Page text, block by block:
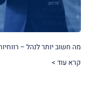
מה חשוב יותר לנהל –
קרא עוד >